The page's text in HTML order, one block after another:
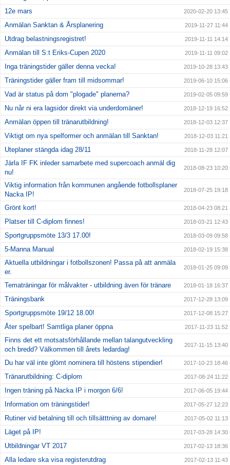
12e mars 2020-02-20 13:45
Anmälan Sanktan & Årsplanering 2019-11-27 11:44
Utdrag belastningsregistret! 2019-11-11 14:14
Anmälan till S:t Eriks-Cupen 2020 2019-11-11 09:02
Inga träningstider gäller denna vecka! 2019-10-28 13:43
Träningstider gäller fram till midsommar! 2019-06-10 15:06
Vad är status på dom "plogade" planerna? 2019-02-05 09:59
Nu når ni era lagsidor direkt via underdomäner! 2018-12-19 16:52
Anmälan öppen till tränarutbildning! 2018-12-03 12:37
Viktigt om nya spelformer och anmälan till Sanktan! 2018-12-03 11:21
Uteplaner stängda idag 28/11 2018-11-28 12:07
Järla IF FK inleder samarbete med supercoach anmäl dig
nu!
2018-08-23 10:20
Viktig information från kommunen angående fotbollsplaner
Nacka IP!
2018-07-25 19:18
Grönt kort! 2018-04-23 08:21
Platser till C-diplom finnes! 2018-03-21 12:43
Sportgruppsmöte 13/3 17.00! 2018-03-09 09:58
5-Manna Manual 2018-02-19 15:38
Aktuella utbildningar i fotbollszonen! Passa på att anmäla
er.
2018-01-25 09:09
Tematräningar för målvakter - utbildning även för tränare 2018-01-18 16:37
Träningsbank 2017-12-28 13:09
Sportgruppsmöte 19/12 18.00! 2017-12-08 15:27
Åter spelbart! Samtliga planer öppna 2017-11-23 11:52
Finns det ett motsatsförhållande mellan talangutveckling
och bredd? Välkommen till årets ledardag!
2017-11-15 13:40
Du har väl inte glömt nominera till höstens stipendier! 2017-10-23 18:46
Tränarutbildning: C-diplom 2017-08-24 11:22
Ingen träning på Nacka IP i morgon 6/6! 2017-06-05 19:44
Information om träningstider! 2017-05-27 12:23
Rutiner vid betalning till och tillsätttning av domare! 2017-05-02 11:13
Läget på IP! 2017-03-28 14:30
Utbildningar VT 2017 2017-02-13 18:36
Alla ledare ska visa registerutdrag 2017-02-13 11:43